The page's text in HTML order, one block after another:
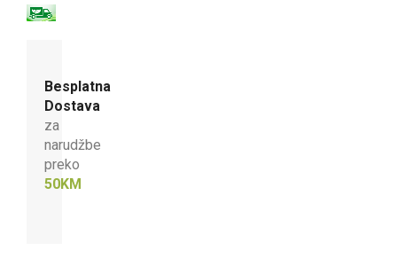
Besplatna
Dostava
za
narudžbe
preko
50KM